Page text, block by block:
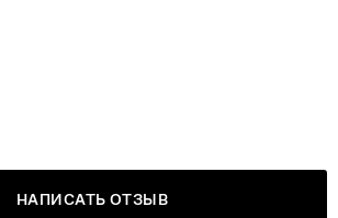
НАПИСАТЬ ОТЗЫВ